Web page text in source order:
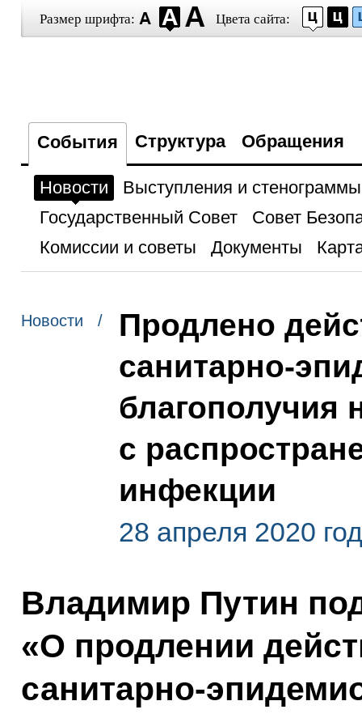
Размер шрифта: Цвета сайта:
События Структура Обращения
Новости
Выступления и стенограммы
Государственный Совет
Совет
Комиссии и советы
Документы
Новости /
Продлено
санитарно-
благополучия
с
инфекции
28 апреля 2020
Владимир Путин
«О продлении
санитарно-